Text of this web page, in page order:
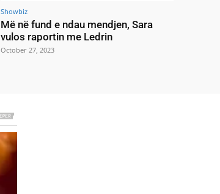
Showbiz
Më në fund e ndau mendjen, Sara
vulos raportin me Ledrin
October 27, 2023